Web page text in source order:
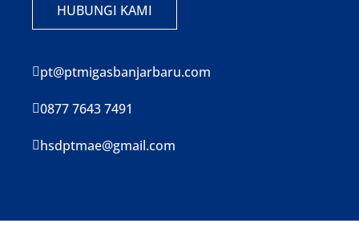
HUBUNGI KAMI
pt@ptmigasbanjarbaru.com
0877 7643 7491
hsdptmae@gmail.com